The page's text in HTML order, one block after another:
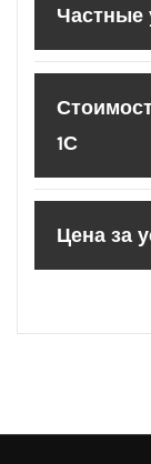
Частные
1С
Цена за